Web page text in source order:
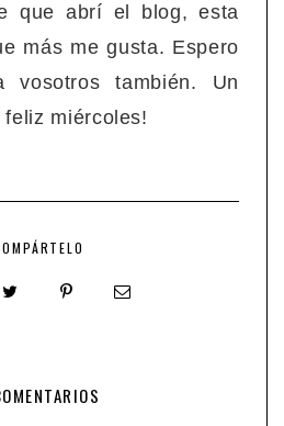
que abrí el blog, esta
más me gusta. Espero
también. Un
feliz miércoles!